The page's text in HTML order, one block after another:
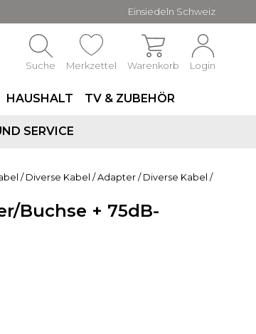
Einsiedeln Schweiz
Suche Merkzettel Warenkorb Login
HAUSHALT TV & ZUBEHÖR
SERVICE
/ Diverse Kabel / Adapter / Diverse Kabel /
Buchse + 75dB-